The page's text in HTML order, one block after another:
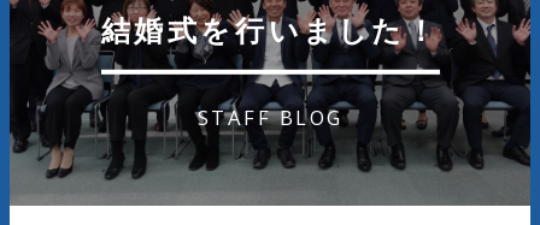
結婚式を行いました！
STAFF BLOG